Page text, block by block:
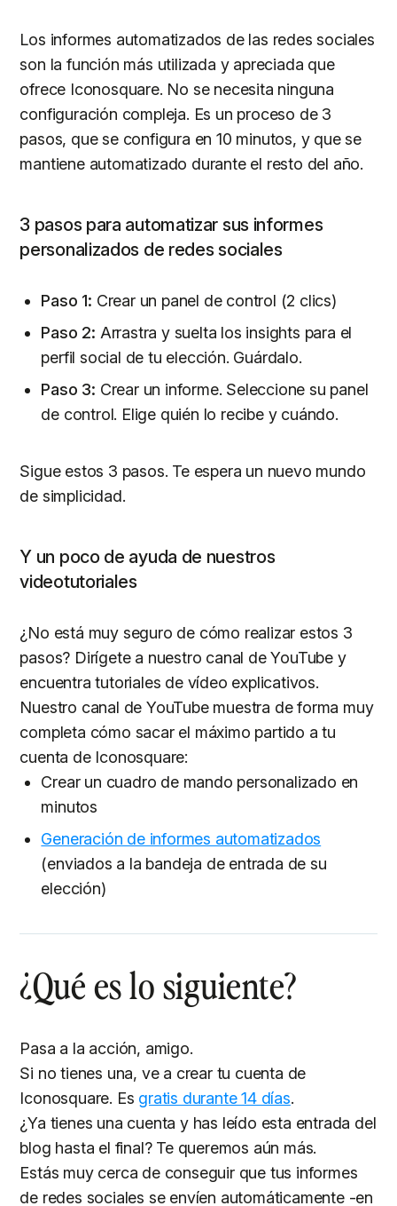
Los informes automatizados de las redes sociales
son la función más utilizada y apreciada que
ofrece Iconosquare. No se necesita ninguna
configuración compleja. Es un proceso de 3
pasos, que se configura en 10 minutos, y que se
mantiene automatizado durante el resto del año.
3 pasos para automatizar sus informes
personalizados de redes sociales
Paso 1: Crear un panel de control (2 clics)
Paso 2: Arrastra y suelta los insights para el
perfil social de tu elección. Guárdalo.
Paso 3: Crear un informe. Seleccione su panel
de control. Elige quién lo recibe y cuándo.
Sigue estos 3 pasos. Te espera un nuevo mundo
de simplicidad.
Y un poco de ayuda de nuestros
videotutoriales
¿No está muy seguro de cómo realizar estos 3
pasos? Dirígete a nuestro canal de YouTube y
encuentra tutoriales de vídeo explicativos.
Nuestro canal de YouTube muestra de forma muy
completa cómo sacar el máximo partido a tu
cuenta de Iconosquare:
Crear un cuadro de mando personalizado en
minutos
Generación de informes automatizados
(enviados a la bandeja de entrada de su
elección)
¿Qué es lo siguiente?
Pasa a la acción, amigo.
Si no tienes una, ve a crear tu cuenta de
Iconosquare. Es gratis durante 14 días.
¿Ya tienes una cuenta y has leído esta entrada del
blog hasta el final? Te queremos aún más.
Estás muy cerca de conseguir que tus informes
de redes sociales se envíen automáticamente -en